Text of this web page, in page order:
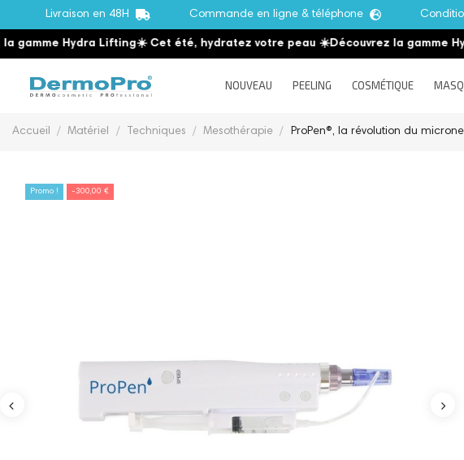
Livraison en 48H Commande en ligne & téléphone
Hydra Lifting☀️ Cet été, hydratez votre peau ☀️Découvrez la gamme Hydra
NOUVEAU PEELING COSMÉTIQUE
Accueil Matériel Techniques Mesothérapie ProPen®, la révolution du
Promo ! -300,00 €